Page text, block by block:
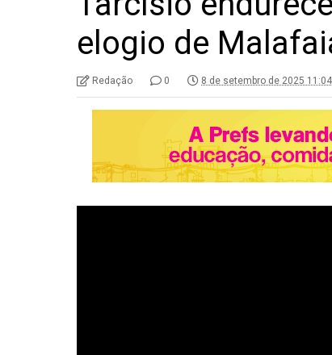
elogio de
Redação 0 8 de setembro de 2025